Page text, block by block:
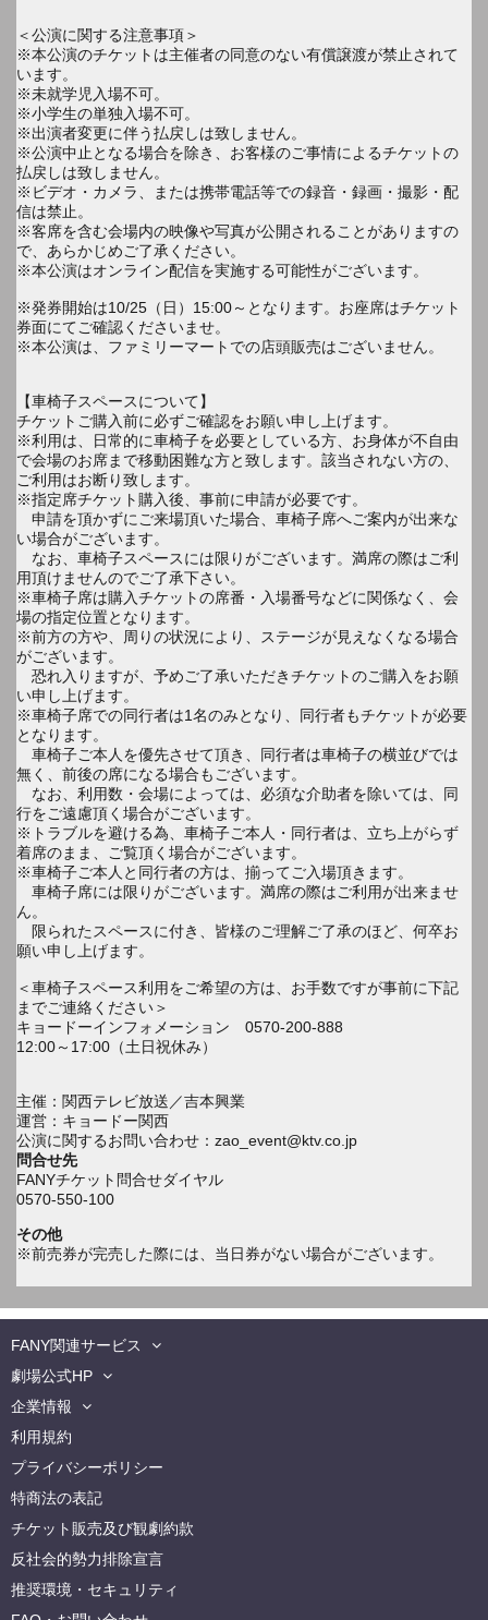
＜公演に関する注意事項＞
※本公演のチケットは主催者の同意のない有償譲渡が禁止されて
います。
※未就学児入場不可。
※小学生の単独入場不可。
※出演者変更に伴う払戻しは致しません。
※公演中止となる場合を除き、お客様のご事情によるチケットの
払戻しは致しません。
※ビデオ・カメラ、または携帯電話等での録音・録画・撮影・配
信は禁止。
※客席を含む会場内の映像や写真が公開されることがありますの
で、あらかじめご了承ください。
※本公演はオンライン配信を実施する可能性がございます。
※発券開始は10/25（日）15:00～となります。お座席はチケット
券面にてご確認くださいませ。
※本公演は、ファミリーマートでの店頭販売はございません。
【車椅子スペースについて】
チケットご購入前に必ずご確認をお願い申し上げます。
※利用は、日常的に車椅子を必要としている方、お身体が不自由
で会場のお席まで移動困難な方と致します。該当されない方の、
ご利用はお断り致します。
※指定席チケット購入後、事前に申請が必要です。
申請を頂かずにご来場頂いた場合、車椅子席へご案内が出来な
い場合がございます。
なお、車椅子スペースには限りがございます。満席の際はご利
用頂けませんのでご了承下さい。
※車椅子席は購入チケットの席番・入場番号などに関係なく、会
場の指定位置となります。
※前方の方や、周りの状況により、ステージが見えなくなる場合
がございます。
恐れ入りますが、予めご了承いただきチケットのご購入をお願
い申し上げます。
※車椅子席での同行者は1名のみとなり、同行者もチケットが必要
となります。
車椅子ご本人を優先させて頂き、同行者は車椅子の横並びでは
無く、前後の席になる場合もございます。
なお、利用数・会場によっては、必須な介助者を除いては、同
行をご遠慮頂く場合がございます。
※トラブルを避ける為、車椅子ご本人・同行者は、立ち上がらず
着席のまま、ご覧頂く場合がございます。
※車椅子ご本人と同行者の方は、揃ってご入場頂きます。
車椅子席には限りがございます。満席の際はご利用が出来ませ
ん。
限られたスペースに付き、皆様のご理解ご了承のほど、何卒お
願い申し上げます。
＜車椅子スペース利用をご希望の方は、お手数ですが事前に下記
までご連絡ください＞
キョードーインフォメーション 0570-200-888
12:00～17:00（土日祝休み）
主催：関西テレビ放送／吉本興業
運営：キョードー関西
公演に関するお問い合わせ：zao_event@ktv.co.jp
問合せ先
FANYチケット問合せダイヤル
0570-550-100
その他
※前売券が完売した際には、当日券がない場合がございます。
FANY関連サービス
劇場公式HP
企業情報
利用規約
プライバシーポリシー
特商法の表記
チケット販売及び観劇約款
反社会的勢力排除宣言
推奨環境・セキュリティ